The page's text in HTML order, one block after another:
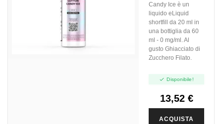
Candy Ice è un
liquido eLiquid
shortfill da 20 ml in
una bottiglia da 60
ml - 0 mg/ml. Al
gusto Ghiacciato di
Zucchero Filato.
 Disponibile!
13,52 €
ACQUISTA